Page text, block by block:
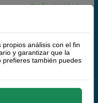
ENVÍO 48 HORAS
Kit
análisis con el fin
y garantizar que la
prefieres también puedes